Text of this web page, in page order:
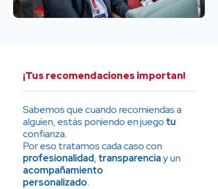
¡Tus recomendaciones importan!
Sabemos que cuando recomiendas a
alguien, estás poniendo en juego tu
confianza.
Por eso tratamos cada caso con
profesionalidad, transparenciay un
acompañamiento
personalizado.